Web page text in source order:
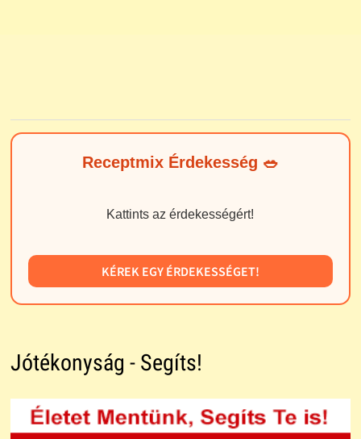
Receptmix Érdekesség 🥗
Kattints az érdekességért!
KÉREK EGY ÉRDEKESSÉGET!
Jótékonyság - Segíts!